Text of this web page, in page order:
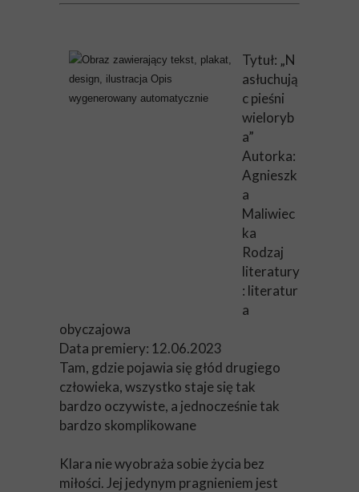
Tytuł: „N
asłuchują
c pieśni
wieloryb
a”
Autorka:
Agnieszk
a
Maliwiec
ka
Rodzaj
literatury
: literatur
a
obyczajowa
Data premiery: 12.06.2023
Tam, gdzie pojawia się głód drugiego
człowieka, wszystko staje się tak
bardzo oczywiste, a jednocześnie tak
bardzo skomplikowane
Klara nie wyobraża sobie życia bez
miłości. Jej jedynym pragnieniem jest